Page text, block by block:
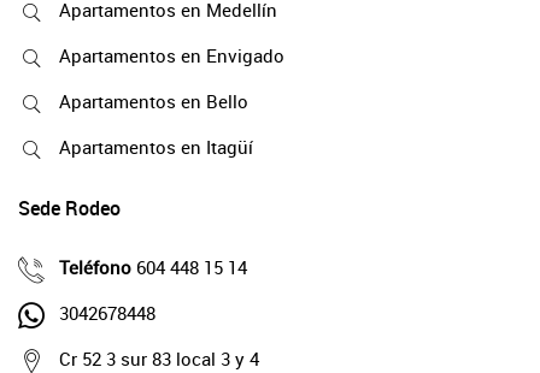
Apartamentos en Medellín
Apartamentos en Envigado
Apartamentos en Bello
Apartamentos en Itagüí
Sede Rodeo
Teléfono 604 448 15 14
3042678448
Cr 52 3 sur 83 local 3 y 4